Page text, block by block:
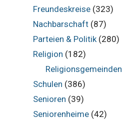
Freundeskreise(323)
Nachbarschaft(87)
Parteien & Politik(280)
Religion (182)
Religionsgemeinden
Schulen (386)
Senioren (39)
Seniorenheime(42)